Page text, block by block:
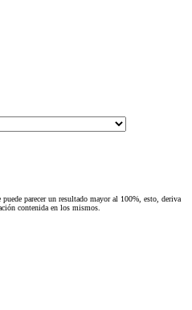
puede parecer un resultado mayor al 100%, esto, deriva
contenida en los mismos.